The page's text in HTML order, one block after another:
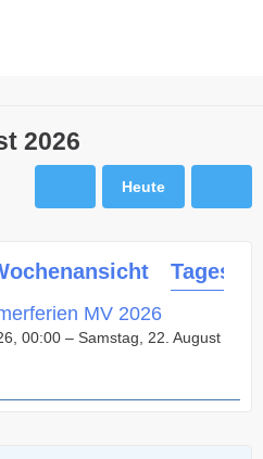
2026
Heute
MV 2026
00:00 – Samstag, 22. August